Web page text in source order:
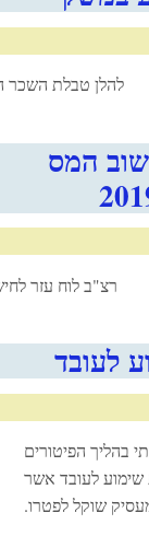
להלן טבלת השכר
המס
רצ"ב לוח עזר
לעובד
בהליך הפיטורים
שימוע לעובד אשר
שוקל לפטרו.